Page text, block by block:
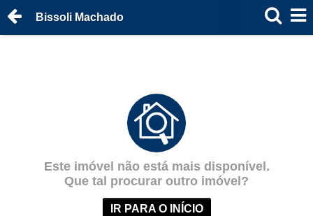
Bissoli Machado
Este imóvel não está mais disponível.
Que tal procurar outro imóvel?
IR PARA O INÍCIO